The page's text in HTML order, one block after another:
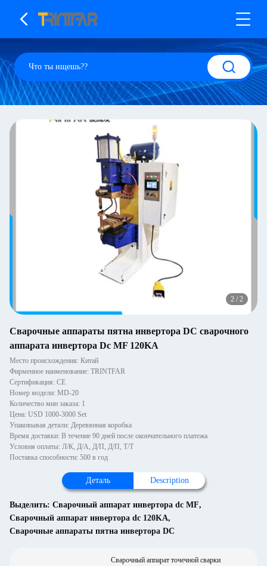
2 / 2
Сварочные аппараты пятна инвертора DC сварочного
аппарата инвертора Dc MF 120KA
Место происхождения: Китай
Фирменное наименование: TRINTFAR
Сертификация: CE
Номер модели: MD-20
Количество мин заказа: 1
Цена: USD 1000-3000 Set
Упаковывая детали: Деревянная коробка
Время доставки: В течение 90 дней после окончательного платежа
Условия оплаты: Л/К, Д/А, Д/П, Д/П, Т/Т
Поставка способности: 500 в год
Деталь Description
Выделить: Сварочный аппарат инвертора dc MF,
Сварочный аппарат инвертора dc 120KA,
Сварочные аппараты пятна инвертора DC
Сварочный аппарат точечной сварки